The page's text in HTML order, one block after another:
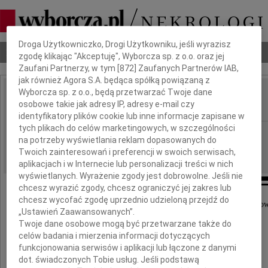
Nekrologi Odeszli Poradnik pogrzebowy
IMIĘ I NAZWISKO: Joanna Chałońska
REGION: Kielce
DATA EMISJI: 17.04.2020
Z wielkim żalem żegnamy naszą drogą i
Joasię Chałońską
Dbamy o Twoją prywatność
Droga Użytkowniczko, Drogi Użytkowniku, jeśli wyrazisz
zgodę klikając "Akceptuję", Wyborcza sp. z o.o. oraz jej
Zaufani Partnerzy, w tym [872 ] Zaufanych Partnerów IAB,
jak również Agora S.A. będąca spółką powiązaną z
Wyborcza sp. z o.o., będą przetwarzać Twoje dane
osobowe takie jak adresy IP, adresy e-mail czy
identyfikatory plików cookie lub inne informacje zapisane w
tych plikach do celów marketingowych, w szczególności
na potrzeby wyświetlania reklam dopasowanych do
Twoich zainteresowań i preferencji w swoich serwisach,
aplikacjach i w Internecie lub personalizacji treści w nich
wyświetlanych. Wyrażenie zgody jest dobrowolne. Jeśli nie
chcesz wyrazić zgody, chcesz ograniczyć jej zakres lub
chcesz wycofać zgodę uprzednio udzieloną przejdź do
„Ustawień Zaawansowanych”.
Twoje dane osobowe mogą być przetwarzane także do
celów badania i mierzenia informacji dotyczących
funkcjonowania serwisów i aplikacji lub łączone z danymi
dot. świadczonych Tobie usług. Jeśli podstawą